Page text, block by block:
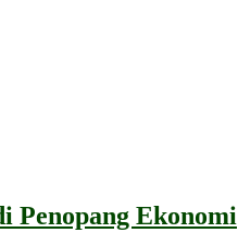
Penopang Ekonomi